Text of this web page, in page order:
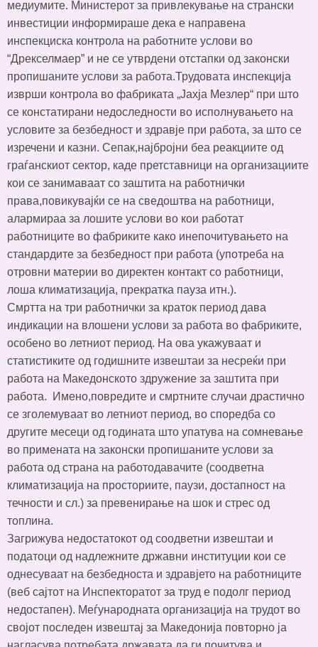
медиумите. Министерот за привлекување на странски
инвестиции информираше дека е направена
инспекциска контрола на работните услови во
“Дрекселмаер” и не се утврдени отстапки од законски
пропишаните услови за работа.Трудовата инспекција
изврши контрола во фабриката „Јахја Мезлер“ при што
се констатирани недоследности во исполнувањето на
условите за безбедност и здравје при работа, за што се
изречени и казни. Сепак,најбројни беа реакциите од
граѓанскиот сектор, каде претставници на организациите
кои се занимаваат со заштита на работнички
права,повикувајќи се на сведоштва на работници,
алармираа за лошите услови во кои работат
работниците во фабриките како инепочитувањето на
стандардите за безбедност при работа (употреба на
отровни материи во директен контакт со работници,
лоша климатизација, прекратка пауза итн.).
Смртта на три работнички за краток период дава
индикации на влошени услови за работа во фабриките,
особено во летниот период. На ова укажуваат и
статистиките од годишните извештаи за несреќи при
работа на Македонското здружение за заштита при
работа. Имено,повредите и смртните случаи драстично
се зголемуваат во летниот период, во споредба со
другите месеци од годината што упатува на сомневање
во примената на законски пропишаните услови за
работа од страна на работодавачите (соодветна
климатизација на просториите, паузи, достапност на
течности и сл.) за превенирање на шок и стрес од
топлина.
Загрижува недостатокот од соодветни извештаи и
податоци од надлежните државни институции кои се
однесуваат на безбедноста и здравјето на работниците
(веб сајтот на Инспекторатот за труд е подолг период
недостапен). Меѓународната организација на трудот во
својот последен извештај за Македонија повторно ја